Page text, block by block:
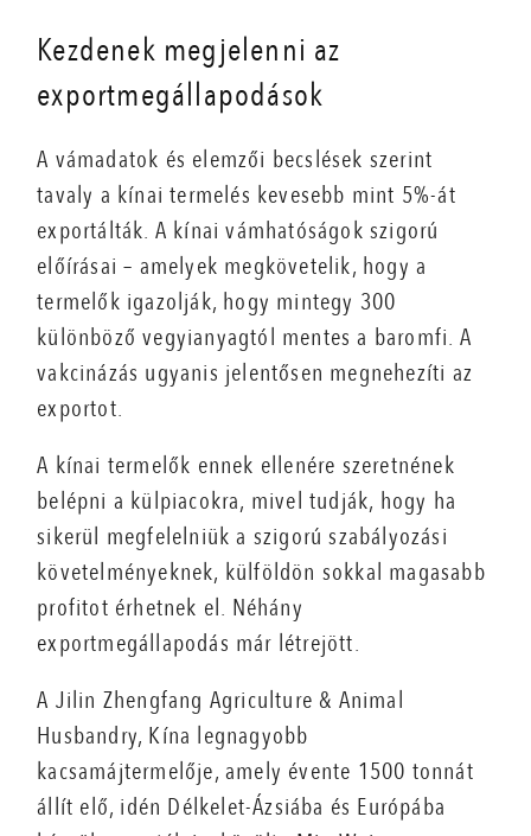
Kezdenek megjelenni az
exportmegállapodások
A vámadatok és elemzői becslések szerint
tavaly a kínai termelés kevesebb mint 5%-át
exportálták. A kínai vámhatóságok szigorú
előírásai – amelyek megkövetelik, hogy a
termelők igazolják, hogy mintegy 300
különböző vegyianyagtól mentes a baromfi. A
vakcinázás ugyanis jelentősen megnehezíti az
exportot.
A kínai termelők ennek ellenére szeretnének
belépni a külpiacokra, mivel tudják, hogy ha
sikerül megfelelniük a szigorú szabályozási
követelményeknek, külföldön sokkal magasabb
profitot érhetnek el. Néhány
exportmegállapodás már létrejött.
A Jilin Zhengfang Agriculture & Animal
Husbandry, Kína legnagyobb
kacsamájtermelője, amely évente 1500 tonnát
állít elő, idén Délkelet-Ázsiába és Európába